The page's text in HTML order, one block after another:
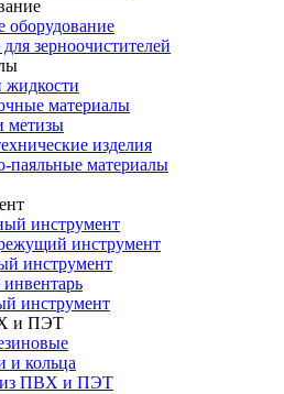
оборудование
зерноочистителей
жидкости
материалы
метизы
изделия
паяльные материалы
инструмент
инструмент
инструмент
инструмент
и ПЭТ
и кольца
из ПВХ и ПЭТ